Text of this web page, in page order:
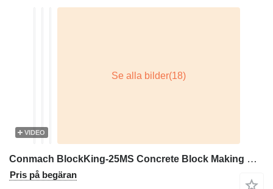
VIDEO
Conmach BlockKing-25MS Concrete Block Making Machine -10.000 units/shift
Pris på begäran